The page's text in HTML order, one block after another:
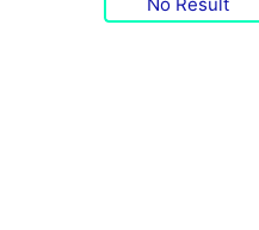
No Result